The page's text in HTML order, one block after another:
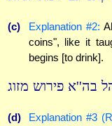
(c) Explanation #2:
coins", like it
begins [to drink].
בה''א פירוש מזוג
(d) Explanation #3